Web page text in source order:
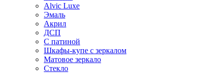
Alvic Luxe
Эмаль
Акрил
ДСП
С патиной
Шкафы-купе с зеркалом
Матовое зеркало
Стекло